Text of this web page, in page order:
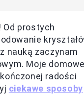
prostych
nauką zaczynam
Moje
radości
ciekawe sposoby